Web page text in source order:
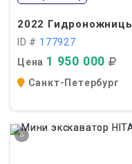
2022
ID # 177927
Цена 1 950 000
Санкт-Петербург
6